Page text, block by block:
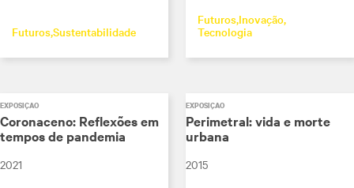
FuturosSustentabilidade
Futuros Inovação
Tecnologia
EXPOSIÇÃO
Coronaceno: Reflexões em
tempos de pandemia
2021
EXPOSIÇÃO
Perimetral: vida e morte
urbana
2015